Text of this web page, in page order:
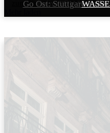
beim TÜV SÜD
Go Ost: Stuttgart
zum Sieg über 1. FC